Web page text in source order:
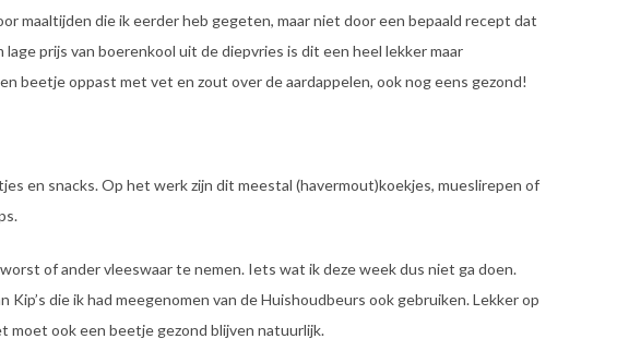
maaltijden die ik eerder heb gegeten, maar niet door een bepaald recept dat
prijs van boerenkool uit de diepvries is dit een heel lekker maar
beetje oppast met vet en zout over de aardappelen, ook nog eens gezond!
en snacks. Op het werk zijn dit meestal (havermout)koekjes, mueslirepen of
of ander vleeswaar te nemen. Iets wat ik deze week dus niet ga doen.
Kip’s die ik had meegenomen van de Huishoudbeurs ook gebruiken. Lekker op
moet ook een beetje gezond blijven natuurlijk.